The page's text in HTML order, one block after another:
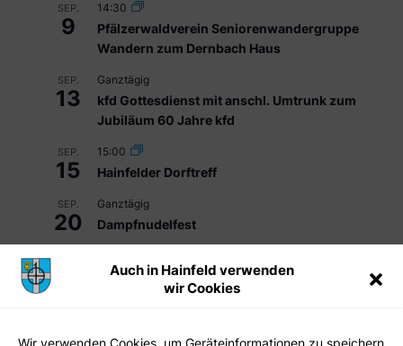
Auch in Hainfeld verwenden
wir Cookies
Wir verwenden Cookies, um Geräteinformationen zu speichern
SEP.
9
14:30
Pfälzerwaldverein Seniorenwandergruppe
Wandern zum Dernbach Haus
SEP.
13
Ganztägig
kfd Gottesdienst mit anschl. Umtrunk zum
Jubiläum 60 Jahre kfd
SEP.
15
15:00
Hainfelder Dorftreff
SEP.
20
Ganztägig
Dampfnudelfest
Pfälzerwaldverein Seniorenwandergruppe
Wandern zur Klausenthalhütte